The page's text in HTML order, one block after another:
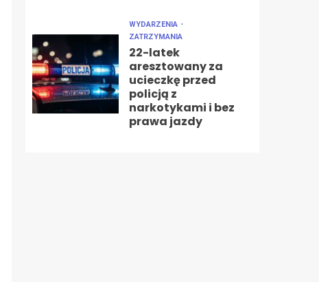
WYDARZENIA
ZATRZYMANIA
22-latek
aresztowany za
ucieczkę przed
policją z
narkotykami i bez
prawa jazdy